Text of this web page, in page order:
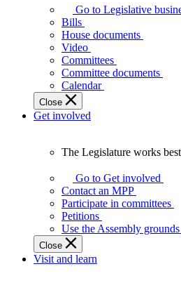
Assembly
makes
laws
affect
Ontarians.
Go to Legislative
Bills
House documents
Video
Committees
Committee documents
Calendar
Close
Get involved
Legislature
works
best
when
get
involved.
The Legislature works
Go to Get involved
Contact an MPP
Participate in committees
Petitions
Use the Assembly grounds
Close
Visit and learn